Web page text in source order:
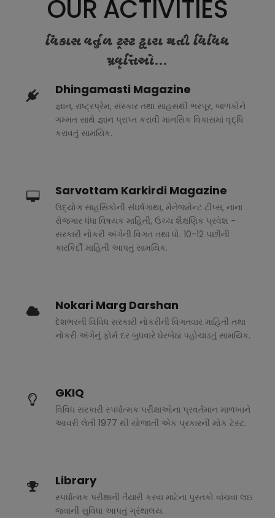
OUR ACTIVITIES
વિકાસ વર્તુળ ટ્રસ્ટ દ્વારા થતી વિવિધ
પ્રવૃત્તિઓ...
Dhingamasti Magazine
જ્ઞાન, રાષ્ટ્રપ્રેમ, સંસ્કાર તથા સાહસથી ભરપૂર, બાળકોને
ગમ્મત સાથે જ્ઞાન પ્રાપ્ત કરાવી માનસિક વિકાસમાં વૃદ્ધિ
કરાવતું સામયિક.
Sarvottam Karkirdi Magazine
ઉદ્યોગ સાહસિકોની સંઘર્ષગાથા, મેનેજમેન્ટ ટીપ્સ, નાના
રોજગાર ધંધા વિષયક માહિતી, ઉચ્ચ શૈક્ષણિક પ્રવેશ -
સરકારી નોકરી અંગેની વિગત તથા ધો. 10-12 પછીની
કારકિર્દી માહિતી આપતું સામયિક.
Nokari Marg Darshan
દેશભરની વિવિધ સરકારી નોકરીની વિગતવાર માહિતી તથા
નોકરી અંગેનું ફોર્મ દર બુધવારે ઘેરબેઠાં પહોચાડતું સામયિક.
GKIQ
વિવિધ સરકારી સ્પર્ધાત્મક પરીક્ષાઓના પ્રવર્તમાન માળખાને
આવરી લેતી 1977 થી યોજાતી એક પ્રકારની મોક ટેસ્ટ.
Library
સ્પર્ધાત્મક પરીક્ષાની તૈયારી કરવા માટેના પુસ્તકો વાંચવા લઇ
જવાની સુવિધા આપતું ગ્રંથાલય.